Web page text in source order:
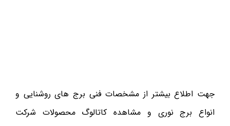
جهت اطلاع بیشتر از مشخصات فنی برج های روشنایی و
انواع برج نوری و مشاهده کاتالوگ محصولات شرکت